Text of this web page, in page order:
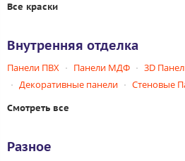
Все краски
Внутренняя отделка
Панели ПВХ Панели МДФ 3D
Декоративные панели
Стеновые
Смотреть все
Разное